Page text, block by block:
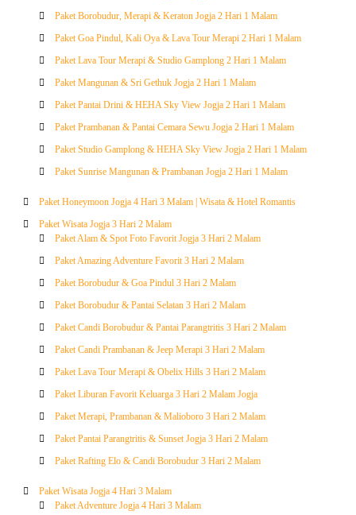
Paket Borobudur, Merapi & Keraton Jogja 2 Hari 1 Malam
Paket Goa Pindul, Kali Oya & Lava Tour Merapi 2 Hari 1 Malam
Paket Lava Tour Merapi & Studio Gamplong 2 Hari 1 Malam
Paket Mangunan & Sri Gethuk Jogja 2 Hari 1 Malam
Paket Pantai Drini & HEHA Sky View Jogja 2 Hari 1 Malam
Paket Prambanan & Pantai Cemara Sewu Jogja 2 Hari 1 Malam
Paket Studio Gamplong & HEHA Sky View Jogja 2 Hari 1 Malam
Paket Sunrise Mangunan & Prambanan Jogja 2 Hari 1 Malam
Paket Honeymoon Jogja 4 Hari 3 Malam | Wisata & Hotel Romantis
Paket Wisata Jogja 3 Hari 2 Malam
Paket Alam & Spot Foto Favorit Jogja 3 Hari 2 Malam
Paket Amazing Adventure Favorit 3 Hari 2 Malam
Paket Borobudur & Goa Pindul 3 Hari 2 Malam
Paket Borobudur & Pantai Selatan 3 Hari 2 Malam
Paket Candi Borobudur & Pantai Parangtritis 3 Hari 2 Malam
Paket Candi Prambanan & Jeep Merapi 3 Hari 2 Malam
Paket Lava Tour Merapi & Obelix Hills 3 Hari 2 Malam
Paket Liburan Favorit Keluarga 3 Hari 2 Malam Jogja
Paket Merapi, Prambanan & Malioboro 3 Hari 2 Malam
Paket Pantai Parangtritis & Sunset Jogja 3 Hari 2 Malam
Paket Rafting Elo & Candi Borobudur 3 Hari 2 Malam
Paket Wisata Jogja 4 Hari 3 Malam
Paket Adventure Jogja 4 Hari 3 Malam